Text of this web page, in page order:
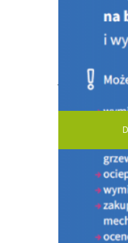
Jesteś tutaj:
PROGRAM